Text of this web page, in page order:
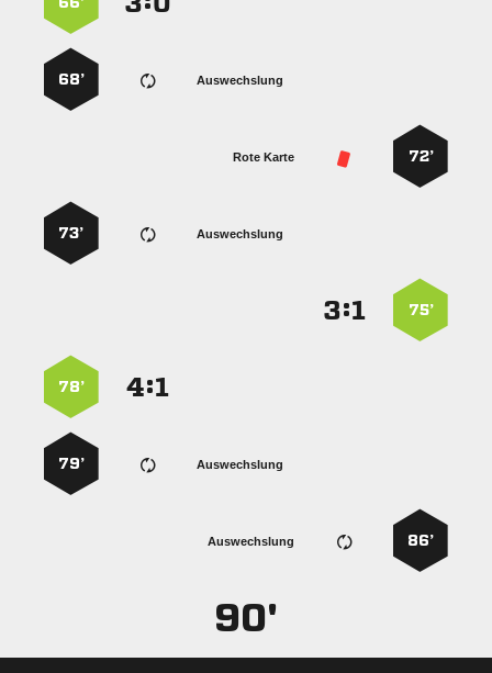
Auswechslung
68’
72’
Rote Karte
Auswechslung
73’
75’
:
:
78’
Auswechslung
79’
86’
Auswechslung
90'